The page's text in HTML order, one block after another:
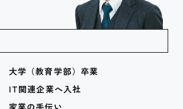
大学（教育学部）卒業
IT関連企業へ入社